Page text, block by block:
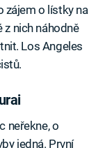
zájem o lístky na
nich náhodně
Los Angeles
neřekne, o
jedná. První